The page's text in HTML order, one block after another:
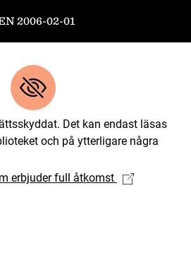
2006-02-01
Det kan endast läsas
och på ytterligare några
erbjuder full åtkomst